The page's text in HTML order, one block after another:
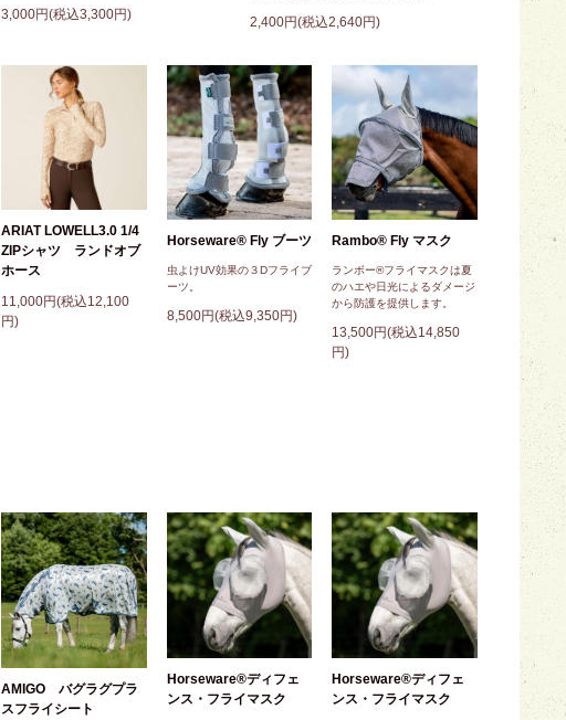
3,000円(税込3,300円)
2,400円(税込2,640円)
ARIAT LOWELL3.0 1/4
ZIPシャツ ランドオブ
ホース
11,000円(税込12,100
円)
Horseware® Fly ブーツ
虫よけUV効果の３Dフライブ
ーツ。
8,500円(税込9,350円)
Rambo® Fly マスク
ランボー®フライマスクは夏
のハエや日光によるダメージ
から防護を提供します。
13,500円(税込14,850
円)
AMIGO バグラグプラ
スフライシート
Horseware®ディフェ
ンス・フライマスク
Horseware®ディフェ
ンス・フライマスク